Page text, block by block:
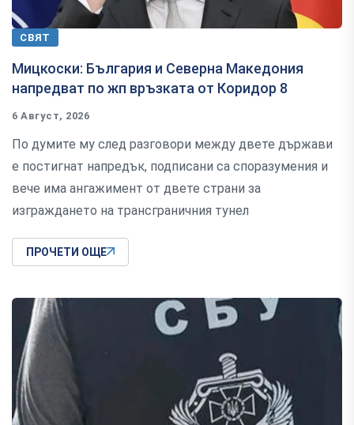
СВЯТ
Мицкоски: България и Северна Македония
напредват по жп връзката от Коридор 8
6 Август, 2026
По думите му след разговори между двете държави
е постигнат напредък, подписани са споразумения и
вече има ангажимент от двете страни за
изграждането на трансграничния тунел
ПРОЧЕТИ ОЩЕ